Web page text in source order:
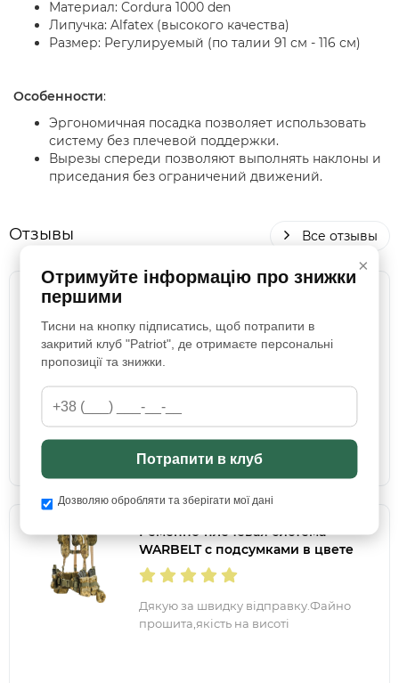
Материал: Cordura 1000 den
Липучка: Alfatex (высокого качества)
Размер: Регулируемый (по талии 91 см - 116 см)
Особенности:
Эргономичная посадка позволяет использовать
систему без плечевой поддержки.
Вырезы спереди позволяют выполнять наклоны и
приседания без ограничений движений.
Отзывы Все отзывы
МУЛЬТИКАМ
качество пошива
Ременно-плечевая система
WARBELT с подсумками в цвете
ПИКСЕЛЬ
Дякую за швидку відправку.Файно
прошита,якість на висоті
×
Отримуйте інформацію про знижки
першими
Тисни на кнопку підписатись, щоб потрапити в
закритий клуб "Patriot", де отримаєте персональні
пропозиції та знижки.
Потрапити в клуб
Дозволяю обробляти та зберігати мої дані